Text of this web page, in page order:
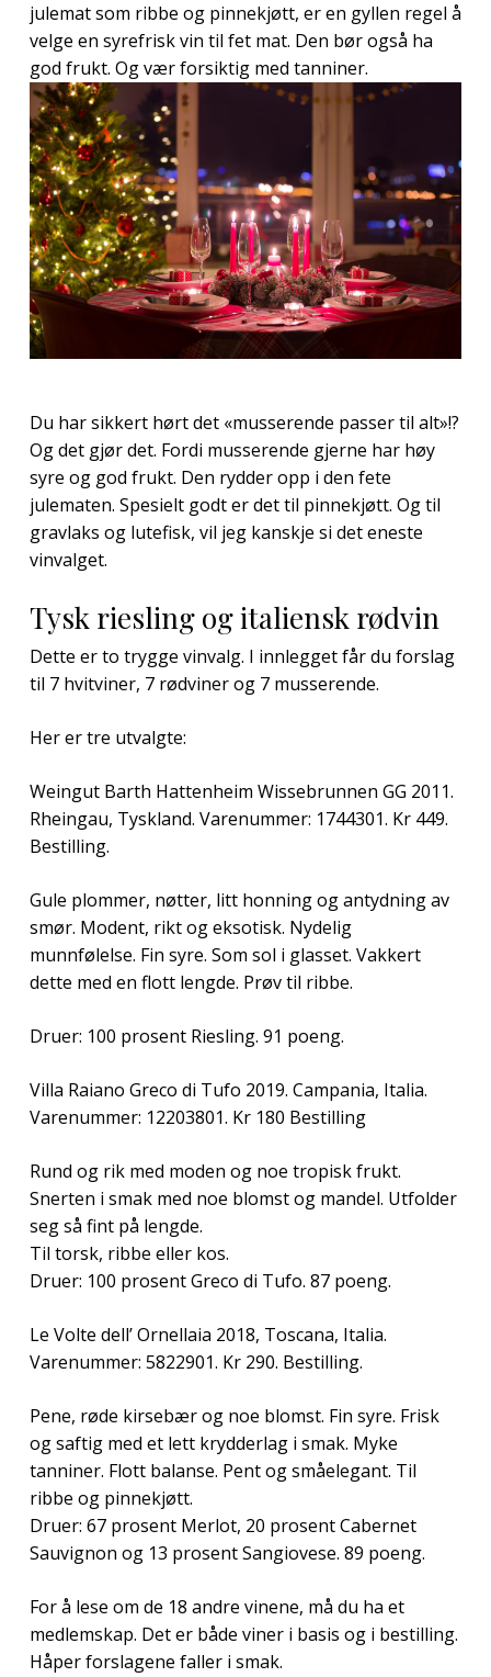
julemat som ribbe og pinnekjøtt, er en gyllen regel å
velge en syrefrisk vin til fet mat. Den bør også ha
god frukt. Og vær forsiktig med tanniner.
Du har sikkert hørt det «musserende passer til alt»!?
Og det gjør det. Fordi musserende gjerne har høy
syre og god frukt. Den rydder opp i den fete
julematen. Spesielt godt er det til pinnekjøtt. Og til
gravlaks og lutefisk, vil jeg kanskje si det eneste
vinvalget.
Tysk riesling og italiensk rødvin
Dette er to trygge vinvalg. I innlegget får du forslag
til 7 hvitviner, 7 rødviner og 7 musserende.
Her er tre utvalgte:
Weingut Barth Hattenheim Wissebrunnen GG 2011.
Rheingau, Tyskland. Varenummer: 1744301. Kr 449.
Bestilling.
Gule plommer, nøtter, litt honning og antydning av
smør. Modent, rikt og eksotisk. Nydelig
munnfølelse. Fin syre. Som sol i glasset. Vakkert
dette med en flott lengde. Prøv til ribbe.
Druer: 100 prosent Riesling. 91 poeng.
Villa Raiano Greco di Tufo 2019. Campania, Italia.
Varenummer: 12203801. Kr 180 Bestilling
Rund og rik med moden og noe tropisk frukt.
Snerten i smak med noe blomst og mandel. Utfolder
seg så fint på lengde.
Til torsk, ribbe eller kos.
Druer: 100 prosent Greco di Tufo. 87 poeng.
Le Volte dell’ Ornellaia 2018, Toscana, Italia.
Varenummer: 5822901. Kr 290. Bestilling.
Pene, røde kirsebær og noe blomst. Fin syre. Frisk
og saftig med et lett krydderlag i smak. Myke
tanniner. Flott balanse. Pent og småelegant. Til
ribbe og pinnekjøtt.
Druer: 67 prosent Merlot, 20 prosent Cabernet
Sauvignon og 13 prosent Sangiovese. 89 poeng.
For å lese om de 18 andre vinene, må du ha et
medlemskap. Det er både viner i basis og i bestilling.
Håper forslagene faller i smak.